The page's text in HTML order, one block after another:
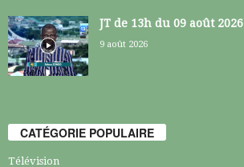
JT de 13h du 09 août 2026
9 août 2026
CATÉGORIE POPULAIRE
Télévision